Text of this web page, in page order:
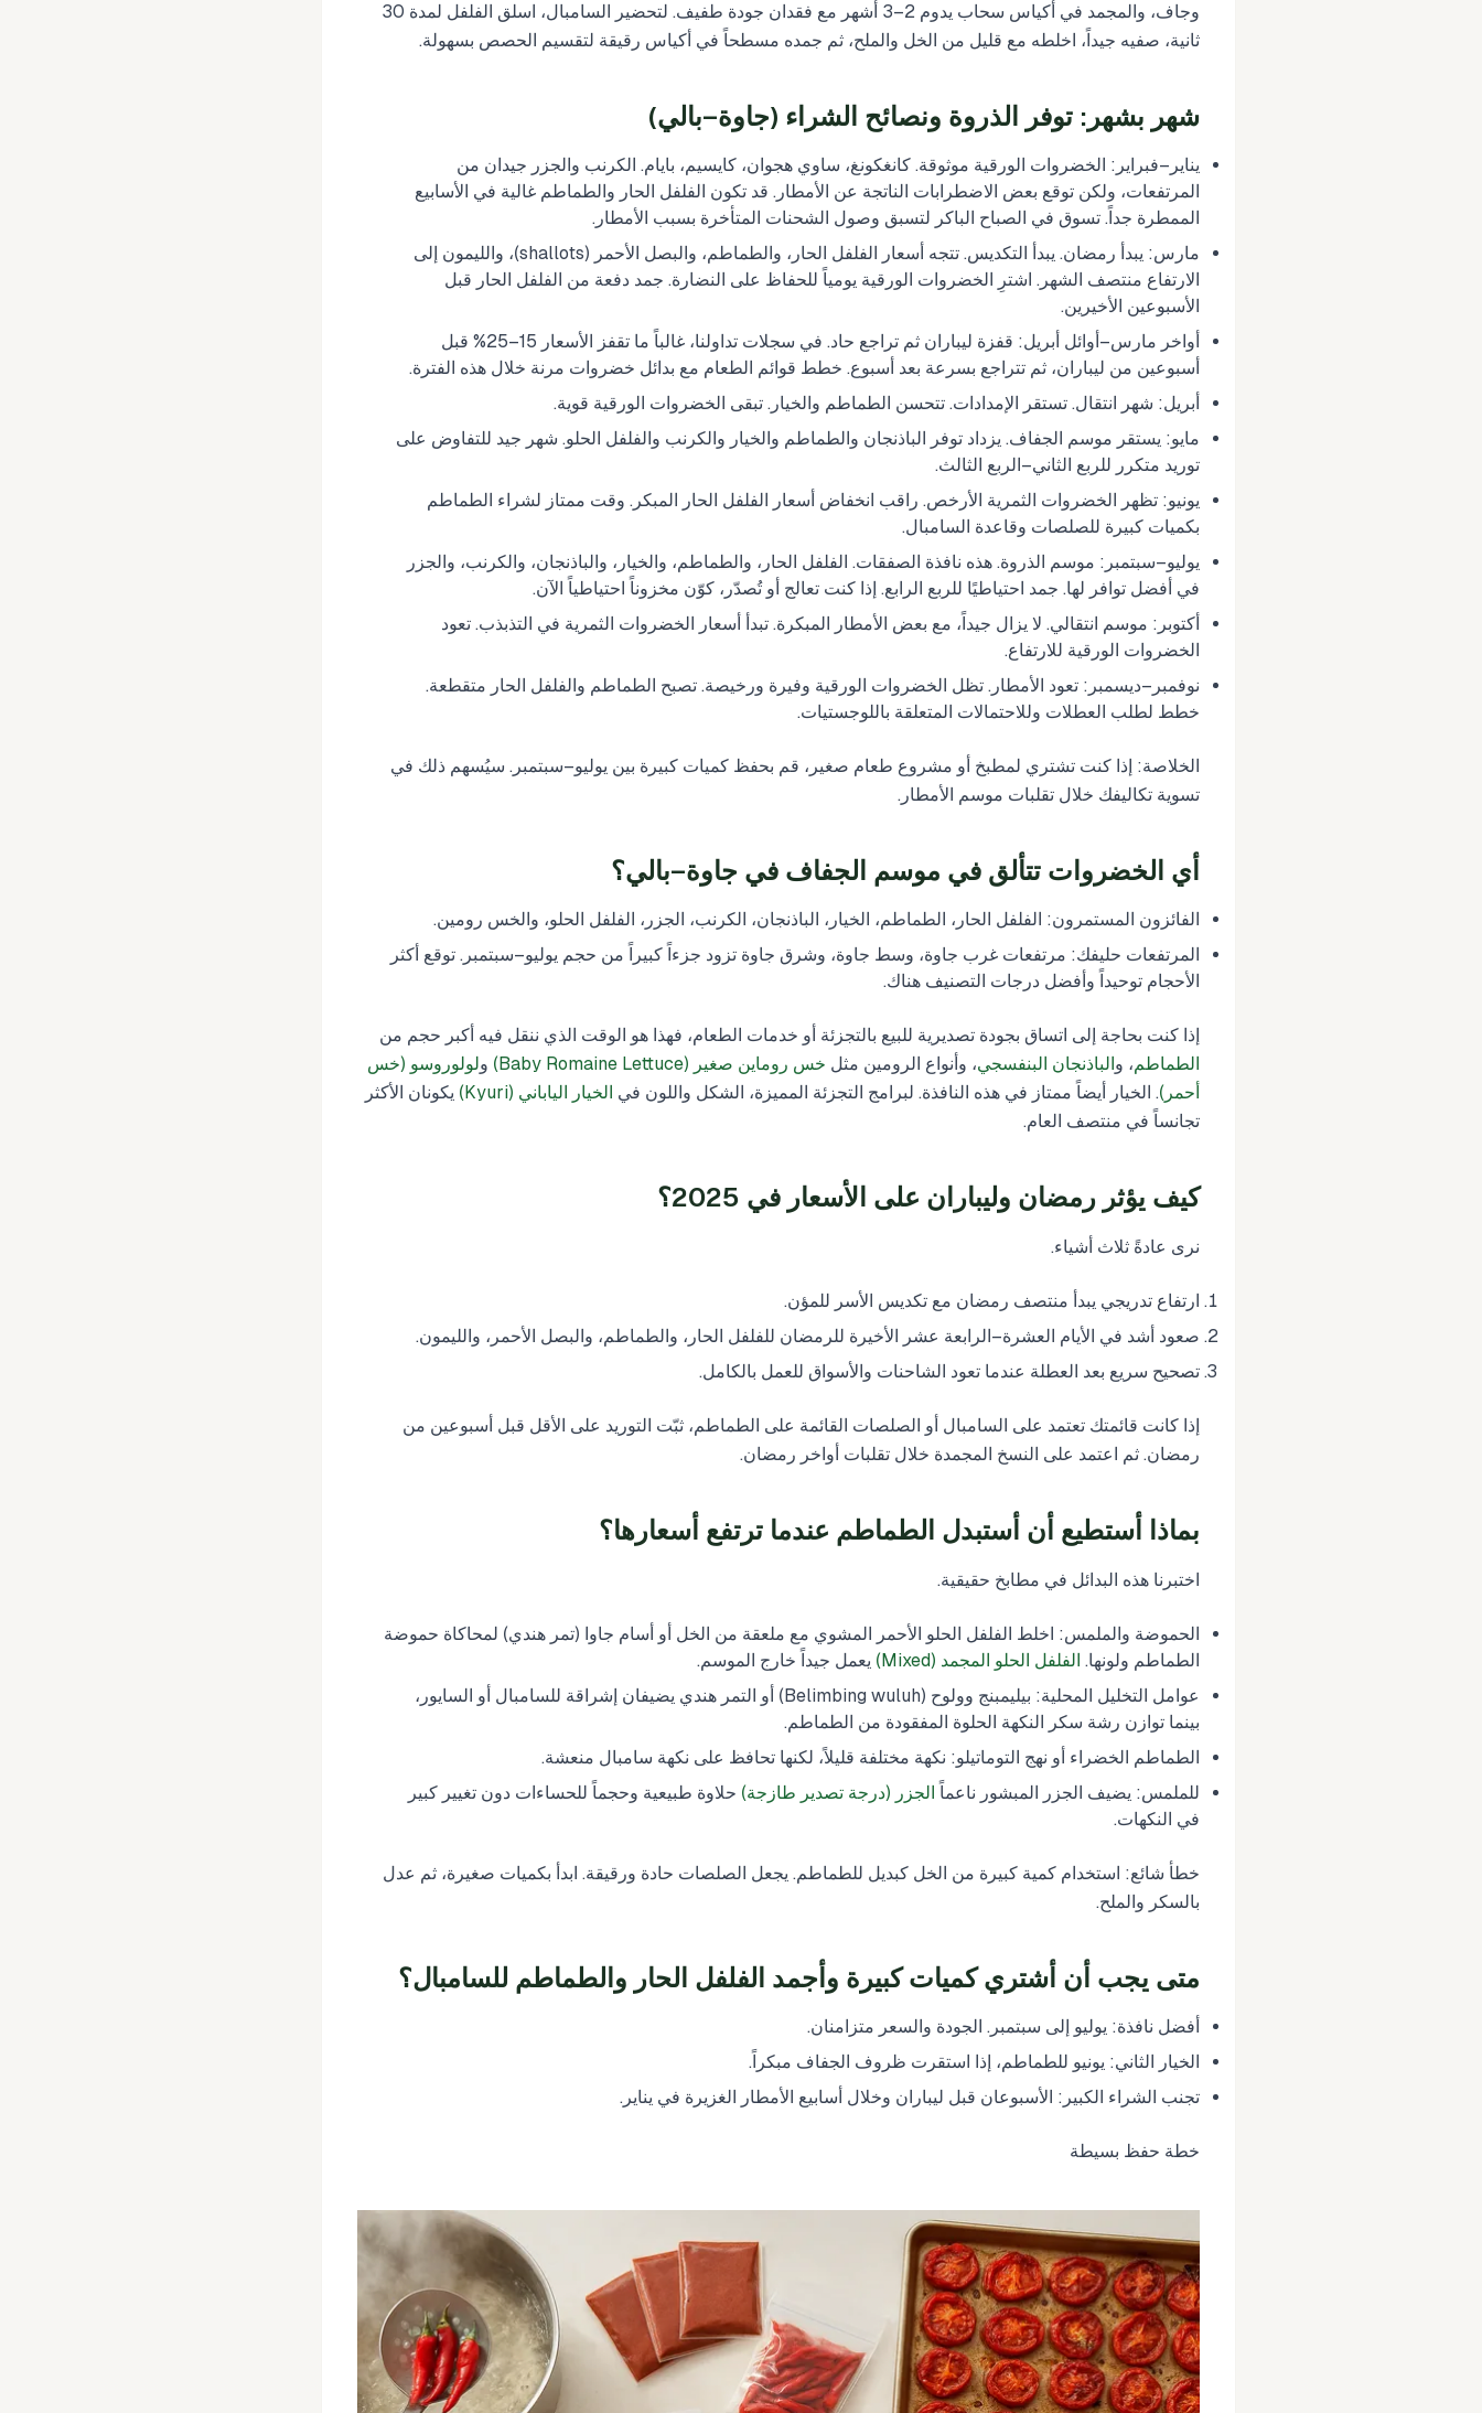
وجاف، والمجمد في أكياس سحاب يدوم 2–3 أشهر مع فقدان جودة طفيف. لتحضير السامبال، اسلق الفلفل لمدة 30
ثانية، صفيه جيداً، اخلطه مع قليل من الخل والملح، ثم جمده مسطحاً في أكياس رقيقة لتقسيم الحصص بسهولة.
شهر بشهر: توفر الذروة ونصائح الشراء (جاوة–بالي)
يناير–فبراير: الخضروات الورقية موثوقة. كانغكونغ، ساوي هجوان، كايسيم، بايام. الكرنب والجزر جيدان من
المرتفعات، ولكن توقع بعض الاضطرابات الناتجة عن الأمطار. قد تكون الفلفل الحار والطماطم غالية في الأسابيع
الممطرة جداً. تسوق في الصباح الباكر لتسبق وصول الشحنات المتأخرة بسبب الأمطار.
مارس: يبدأ رمضان. يبدأ التكديس. تتجه أسعار الفلفل الحار، والطماطم، والبصل الأحمر (shallots)، والليمون إلى
الارتفاع منتصف الشهر. اشترِ الخضروات الورقية يومياً للحفاظ على النضارة. جمد دفعة من الفلفل الحار قبل
الأسبوعين الأخيرين.
أواخر مارس–أوائل أبريل: قفزة ليباران ثم تراجع حاد. في سجلات تداولنا، غالباً ما تقفز الأسعار 15–25% قبل
أسبوعين من ليباران، ثم تتراجع بسرعة بعد أسبوع. خطط قوائم الطعام مع بدائل خضروات مرنة خلال هذه الفترة.
أبريل: شهر انتقال. تستقر الإمدادات. تتحسن الطماطم والخيار. تبقى الخضروات الورقية قوية.
مايو: يستقر موسم الجفاف. يزداد توفر الباذنجان والطماطم والخيار والكرنب والفلفل الحلو. شهر جيد للتفاوض على
توريد متكرر للربع الثاني–الربع الثالث.
يونيو: تظهر الخضروات الثمرية الأرخص. راقب انخفاض أسعار الفلفل الحار المبكر. وقت ممتاز لشراء الطماطم
بكميات كبيرة للصلصات وقاعدة السامبال.
يوليو–سبتمبر: موسم الذروة. هذه نافذة الصفقات. الفلفل الحار، والطماطم، والخيار، والباذنجان، والكرنب، والجزر
في أفضل توافر لها. جمد احتياطيًا للربع الرابع. إذا كنت تعالج أو تُصدّر، كوّن مخزوناً احتياطياً الآن.
أكتوبر: موسم انتقالي. لا يزال جيداً، مع بعض الأمطار المبكرة. تبدأ أسعار الخضروات الثمرية في التذبذب. تعود
الخضروات الورقية للارتفاع.
نوفمبر–ديسمبر: تعود الأمطار. تظل الخضروات الورقية وفيرة ورخيصة. تصبح الطماطم والفلفل الحار متقطعة.
خطط لطلب العطلات وللاحتمالات المتعلقة باللوجستيات.
الخلاصة: إذا كنت تشتري لمطبخ أو مشروع طعام صغير، قم بحفظ كميات كبيرة بين يوليو–سبتمبر. سيُسهم ذلك في
تسوية تكاليفك خلال تقلبات موسم الأمطار.
أي الخضروات تتألق في موسم الجفاف في جاوة–بالي؟
الفائزون المستمرون: الفلفل الحار، الطماطم، الخيار، الباذنجان، الكرنب، الجزر، الفلفل الحلو، والخس رومين.
المرتفعات حليفك: مرتفعات غرب جاوة، وسط جاوة، وشرق جاوة تزود جزءاً كبيراً من حجم يوليو–سبتمبر. توقع أكثر
الأحجام توحيداً وأفضل درجات التصنيف هناك.
إذا كنت بحاجة إلى اتساق بجودة تصديرية للبيع بالتجزئة أو خدمات الطعام، فهذا هو الوقت الذي ننقل فيه أكبر حجم من
الطماطم، والباذنجان البنفسجي، وأنواع الرومين مثل خس روماين صغير (Baby Romaine Lettuce) ولولوروسو (خس
أحمر). الخيار أيضاً ممتاز في هذه النافذة. لبرامج التجزئة المميزة، الشكل واللون في الخيار الياباني (Kyuri)
يكونان الأكثر
تجانساً في منتصف العام.
كيف يؤثر رمضان وليباران على الأسعار في 2025؟
نرى عادةً ثلاث أشياء.
ارتفاع تدريجي يبدأ منتصف رمضان مع تكديس الأسر للمؤن.
صعود أشد في الأيام العشرة–الرابعة عشر الأخيرة للرمضان للفلفل الحار، والطماطم، والبصل الأحمر، والليمون.
تصحيح سريع بعد العطلة عندما تعود الشاحنات والأسواق للعمل بالكامل.
إذا كانت قائمتك تعتمد على السامبال أو الصلصات القائمة على الطماطم، ثبّت التوريد على الأقل قبل أسبوعين من
رمضان. ثم اعتمد على النسخ المجمدة خلال تقلبات أواخر رمضان.
بماذا أستطيع أن أستبدل الطماطم عندما ترتفع أسعارها؟
اختبرنا هذه البدائل في مطابخ حقيقية.
الحموضة والملمس: اخلط الفلفل الحلو الأحمر المشوي مع ملعقة من الخل أو أسام جاوا (تمر هندي) لمحاكاة حموضة
الطماطم ولونها. الفلفل الحلو المجمد (Mixed)
يعمل جيداً خارج الموسم.
عوامل التخليل المحلية: بيليمبنج وولوح (Belimbing wuluh) أو التمر هندي يضيفان إشراقة للسامبال أو السايور،
بينما توازن رشة سكر النكهة الحلوة المفقودة من الطماطم.
الطماطم الخضراء أو نهج التوماتيلو: نكهة مختلفة قليلاً، لكنها تحافظ على نكهة سامبال منعشة.
للملمس: يضيف الجزر المبشور ناعماً الجزر (درجة تصدير طازجة) حلاوة طبيعية وحجماً للحساءات دون تغيير كبير
في النكهات.
خطأ شائع: استخدام كمية كبيرة من الخل كبديل للطماطم. يجعل الصلصات حادة ورقيقة. ابدأ بكميات صغيرة، ثم عدل
بالسكر والملح.
متى يجب أن أشتري كميات كبيرة وأجمد الفلفل الحار والطماطم للسامبال؟
أفضل نافذة: يوليو إلى سبتمبر. الجودة والسعر متزامنان.
الخيار الثاني: يونيو للطماطم، إذا استقرت ظروف الجفاف مبكراً.
تجنب الشراء الكبير: الأسبوعان قبل ليباران وخلال أسابيع الأمطار الغزيرة في يناير.
خطة حفظ بسيطة